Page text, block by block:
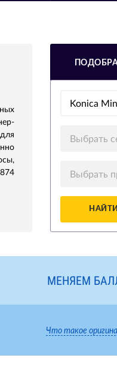
Konica
Выбрать
Выбрать
МЕНЯЕМ
Что такое